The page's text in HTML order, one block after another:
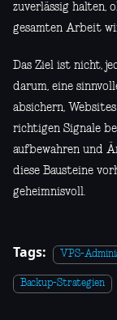
zuverlässig halten,
gesamten Arbeit
Das Ziel ist nicht,
darum, eine
absichern,
richtigen Signale
aufbewahren und
diese Bausteine
geheimnisvoll.
Tags: VPS-
Backup-Strategien